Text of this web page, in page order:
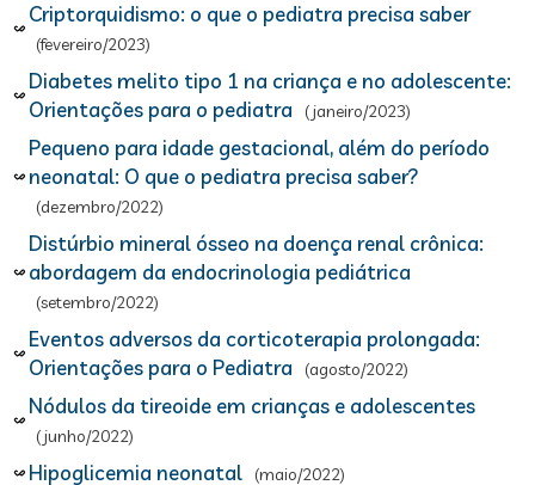
Criptorquidismo: o que o pediatra precisa saber
(fevereiro/2023)
Diabetes melito tipo 1 na criança e no adolescente:
Orientações para o pediatra
(janeiro/2023)
Pequeno para idade gestacional, além do período
neonatal: O que o pediatra precisa saber?
(dezembro/2022)
Distúrbio mineral ósseo na doença renal crônica:
abordagem da endocrinologia pediátrica
(setembro/2022)
Eventos adversos da corticoterapia prolongada:
Orientações para o Pediatra
(agosto/2022)
Nódulos da tireoide em crianças e adolescentes
(junho/2022)
Hipoglicemia neonatal (maio/2022)